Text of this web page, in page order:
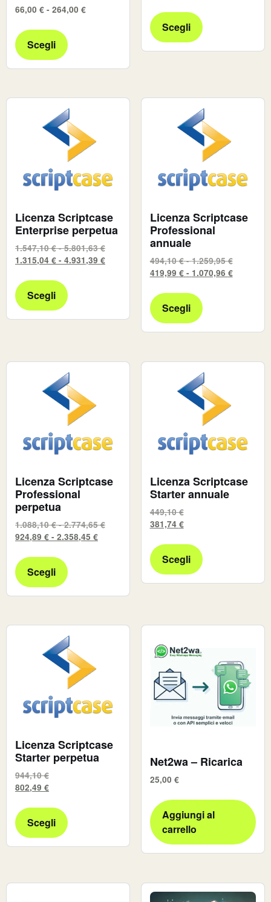
66,00 € - 264,00 €
Scegli
Scegli
Licenza Scriptcase
Enterprise perpetua
1.547,10€ - 5.801,63€
1.315,04 € - 4.931,39 €
Scegli
Licenza Scriptcase
Professional
annuale
494,10€ - 1.259,95€
419,99 € - 1.070,96 €
Scegli
Licenza Scriptcase
Professional
perpetua
1.088,10€ - 2.774,65€
924,89 € - 2.358,45 €
Scegli
Licenza Scriptcase
Starter annuale
449,10€
381,74 €
Scegli
Licenza Scriptcase
Starter perpetua
944,10€
802,49 €
Scegli
Net2wa – Ricarica
25,00 €
Aggiungi al
carrello